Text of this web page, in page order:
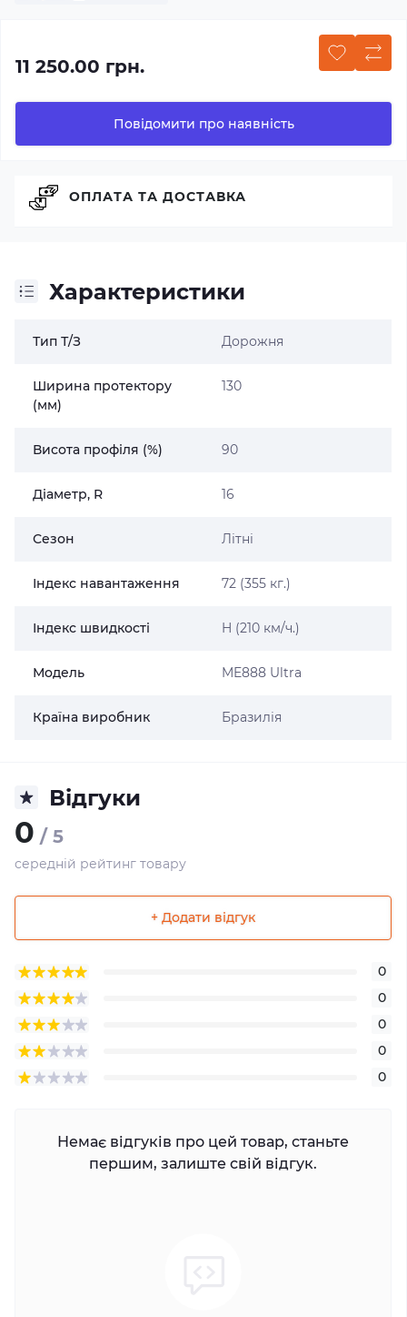
11 250.00 грн.
Повідомити про наявність
Характеристики
Тип Т/З Дорожня
Ширина протектору
(мм)
130
Висота профіля (%) 90
Діаметр, R 16
Сезон Літні
Індекс навантаження 72 (355 кг.)
Індекс швидкості H (210 км/ч.)
Модель ME888 Ultra
Країна виробник Бразилія
Відгуки
0 / 5
середній рейтинг товару
+ Додати відгук
0
0
0
0
0
Немає відгуків про цей товар, станьте
першим, залиште свій відгук.
ОПЛАТА ТА ДОСТАВКА